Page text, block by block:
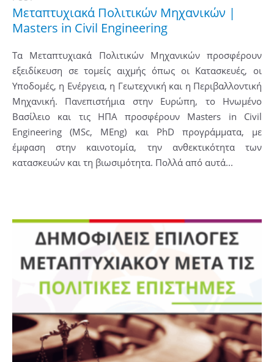
Μεταπτυχιακά Πολιτικών Μηχανικών |
Masters in Civil Engineering
Τα Μεταπτυχιακά Πολιτικών Μηχανικών προσφέρουν
εξειδίκευση σε τομείς αιχμής όπως οι Κατασκευές, οι
Υποδομές, η Ενέργεια, η Γεωτεχνική και η Περιβαλλοντική
Μηχανική. Πανεπιστήμια στην Ευρώπη, το Ηνωμένο
Βασίλειο και τις ΗΠΑ προσφέρουν Masters in Civil
Engineering (MSc, MEng) και PhD προγράμματα, με
έμφαση στην καινοτομία, την ανθεκτικότητα των
κατασκευών και τη βιωσιμότητα. Πολλά από αυτά...